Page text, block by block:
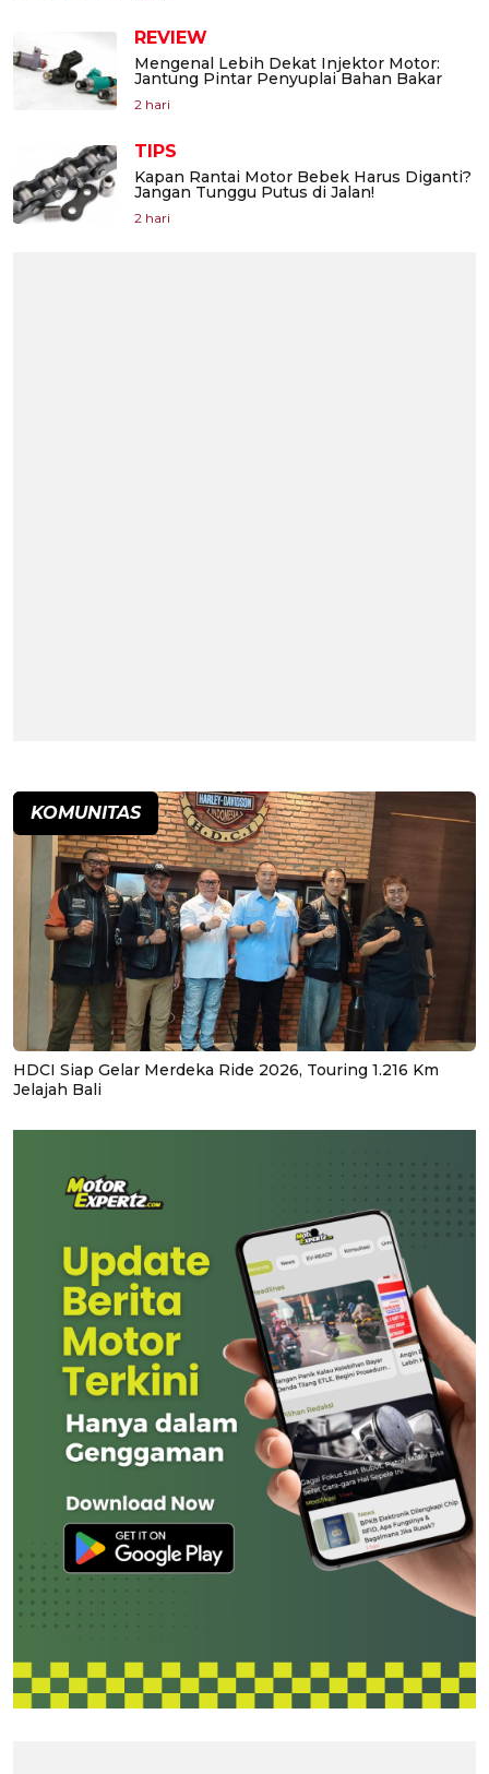
REVIEW
Mengenal Lebih Dekat Injektor Motor:
Jantung Pintar Penyuplai Bahan Bakar
2 hari
TIPS
Kapan Rantai Motor Bebek Harus Diganti?
Jangan Tunggu Putus di Jalan!
2 hari
KOMUNITAS
HDCI Siap Gelar Merdeka Ride 2026, Touring 1.216 Km
Jelajah Bali